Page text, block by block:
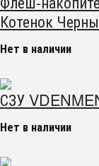
Котенок
Нет в наличии
СЗУ
Нет в наличии